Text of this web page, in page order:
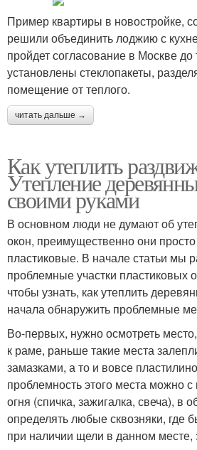
Пример квартиры в новостройке,
решили объединить лоджию с
пройдет согласование в Москве до
установлены стеклопакеты,
помещение от теплого.
читать дальше →
Как утеплить
Утепление
своими руками
В основном люди не думают об
окон, преимущественно они
пластиковые. В начале статьи мы
проблемные участки пластиковых
чтобы узнать, как утеплить
начала обнаружить проблемные
Во-первых, нужно осмотреть место,
к раме, раньше такие места
замазками, а то и вовсе
проблемность этого места можно
огня (спичка, зажигалка, свеча), в
определять любые сквозняки, где
при наличии щели в данном месте,